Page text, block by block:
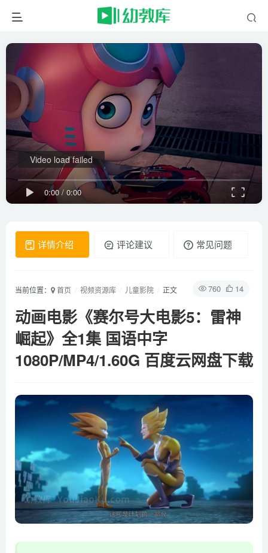
0:00/ 0:00
Video load failed
详情介绍 评论建议 常见问题
760 14
当前位置： 首页 视频资源库 儿童影院 正文
动画电影《赛尔号大电影5：雷神
崛起》全1集 国语中字
1080P/MP4/1.60G 百度云网盘下载